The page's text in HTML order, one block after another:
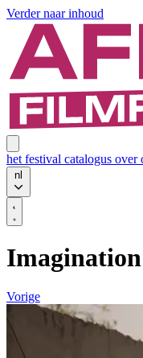
Verder naar inhoud
het festival catalogus over
nl
Imagination
Vorige